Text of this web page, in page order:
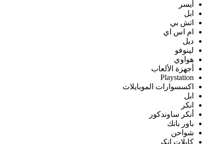
أيسر
ابل
اتش بي
ام اس اي
ديل
لينوفو
هواوي
أجهزة الألعاب
Playstation
اكسسوارات الموبايلات
ابل
انكر
أنكر ساوندكور
باور بانك
شواحن
كابلات انكر